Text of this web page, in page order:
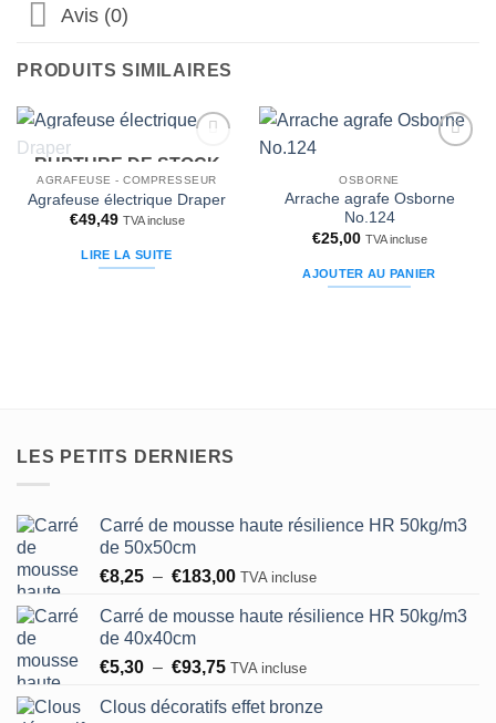
Avis (0)
PRODUITS SIMILAIRES
Ajouter
à la liste
d’envies
RUPTURE DE STOCK
AGRAFEUSE - COMPRESSEUR
Agrafeuse électrique Draper
€49,49 TVA incluse
LIRE LA SUITE
d’envies
OSBORNE
Arrache agrafe Osborne
No.124
€25,00 TVA incluse
AJOUTER AU PANIER
LES PETITS DERNIERS
Carré de mousse haute résilience HR 50kg/m3
de 50x50cm
€8,25 – €183,00Plage
prix :
à
TVA incluse
Carré de mousse haute résilience HR 50kg/m3
de 40x40cm
€5,30 – €93,75Plage
prix :
TVA incluse
Clous décoratifs effet bronze